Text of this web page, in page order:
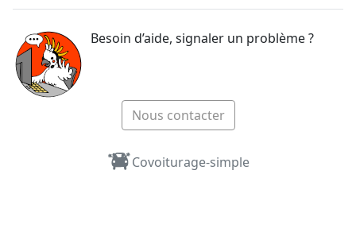
Besoin d’aide, signaler un problème ?
Nous contacter
Covoiturage-simple